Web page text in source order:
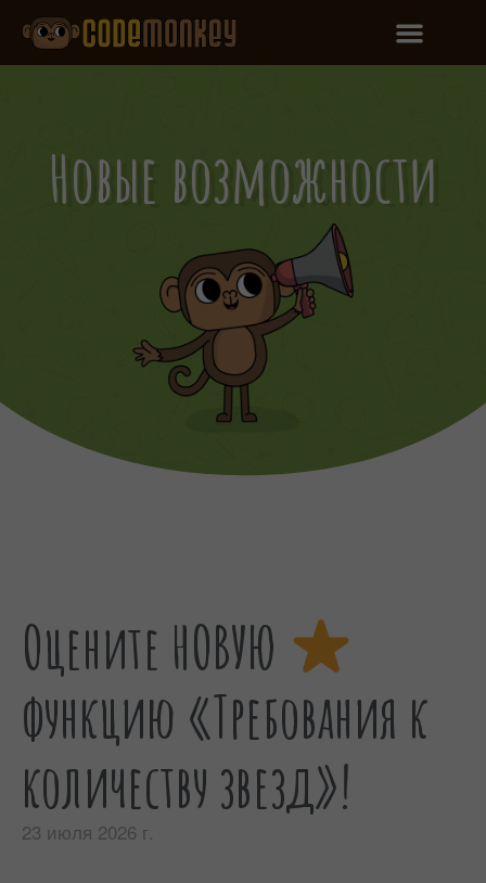
Новые возможности
Оцените НОВУЮ
функцию «Требования к
количеству звезд»!
23 июля 2026 г.